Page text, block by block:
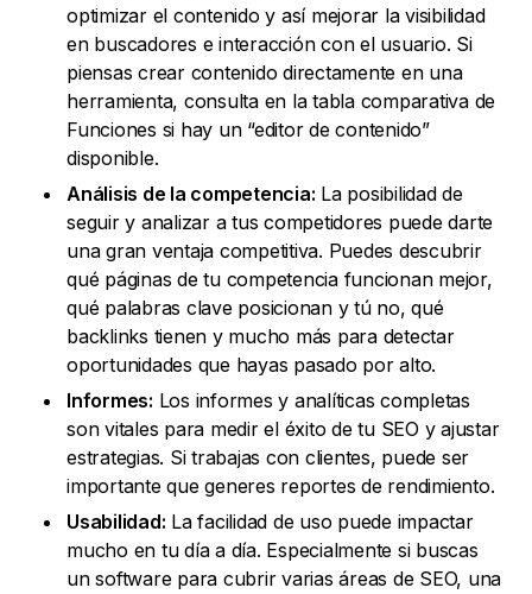
optimizar el contenido y así mejorar la visibilidad
en buscadores e interacción con el usuario. Si
piensas crear contenido directamente en una
herramienta, consulta en la tabla comparativa de
Funciones si hay un “editor de contenido”
disponible.
Análisis de la competencia: La posibilidad de
seguir y analizar a tus competidores puede darte
una gran ventaja competitiva. Puedes descubrir
qué páginas de tu competencia funcionan mejor,
qué palabras clave posicionan y tú no, qué
backlinks tienen y mucho más para detectar
oportunidades que hayas pasado por alto.
Informes: Los informes y analíticas completas
son vitales para medir el éxito de tu SEO y ajustar
estrategias. Si trabajas con clientes, puede ser
importante que generes reportes de rendimiento.
Usabilidad: La facilidad de uso puede impactar
mucho en tu día a día. Especialmente si buscas
un software para cubrir varias áreas de SEO, una